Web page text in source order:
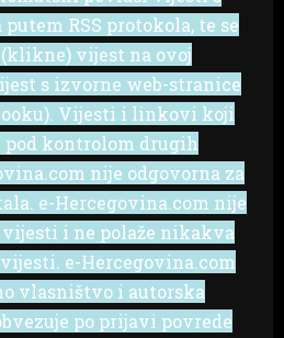
RSS protokola, te se
vijest na ovoj
s izvorne web-stranice
Vijesti i linkovi koji
pod kontrolom drugih
nije odgovorna za
e-Hercegovina.com nije
i ne polaže nikakva
e-Hercegovina.com
vlasništvo i autorska
po prijavi povrede